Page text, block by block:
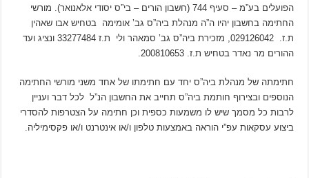
הפועלים בע”מ – סעיף 744 (חשבון הורים – בי”ס יסודי אלאנואר). מורשי
החתימה בחשבון יהיו ה”ה מנהלת ביה”ס גב’ אומימה בטחיש אבו שאהין
ת.ז. 029126042, מזכירת ביה”ס גב’ סמאהר ולי ת.ז 33277484 ונציג ועד
ההורים מר נאדר בטחיש ת.ז. 200810653.
חתימתה של מנהלת ביה”ס יחד עם חתימתו של אחד משני מורשי החתימה
הנוספים ובצירוף חותמת ביה”ס תחייב את החשבון הנ”ל לכל דבר ועניין
לרבות כל מסמך שיש לו משמעות כספית וכן חתימה על הצטרפות להסדרי
ביצוע עסקאות עפ”י הוראה באמצעות טלפון ו/או אינטרנט ו/או פקסימיליה.